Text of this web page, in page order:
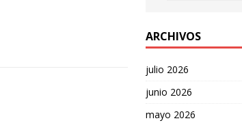
ARCHIVOS
julio 2026
junio 2026
mayo 2026